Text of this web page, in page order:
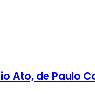
Ato, de Paulo